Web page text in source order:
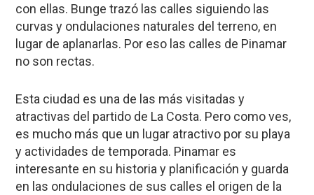
con ellas. Bunge trazó las calles siguiendo las
curvas y ondulaciones naturales del terreno, en
lugar de aplanarlas. Por eso las calles de Pinamar
no son rectas.
Esta ciudad es una de las más visitadas y
atractivas del partido de La Costa. Pero como ves,
es mucho más que un lugar atractivo por su playa
y actividades de temporada. Pinamar es
interesante en su historia y planificación y guarda
en las ondulaciones de sus calles el origen de la